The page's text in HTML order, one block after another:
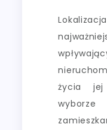
życia jej